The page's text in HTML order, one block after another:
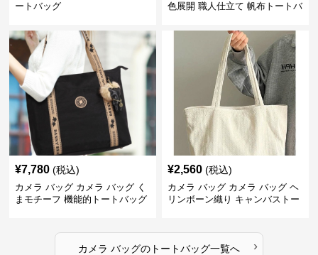
ートバッグ
色展開 職人仕立て 帆布トートバ
¥7,780 (税込)
カメラ バッグ カメラ バッグ く
まモチーフ 機能的トートバッグ
¥2,560 (税込)
カメラ バッグ カメラ バッグ ヘ
リンボーン織り キャンバストー
カメラ バッグのトートバッグ一覧へ ›